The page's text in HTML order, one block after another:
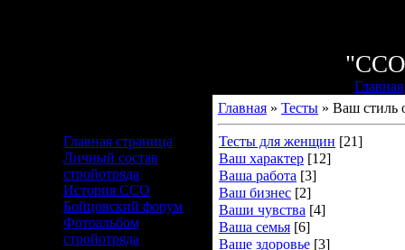
Главная
Главная страница
Личный состав
стройотряда
История ССО
Бойцовский форум
Фотоальбом
стройотряда
Главная » Тесты » Ваш стиль
Тесты для женщин [21]
Ваш характер [12]
Ваша работа [3]
Ваш бизнес [2]
Ваши чувства [4]
Ваша семья [6]
Ваше здоровье [3]